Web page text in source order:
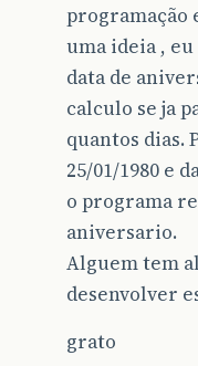
programação
uma ideia ,
data de
calculo se ja
quantos dias.
25/01/1980 e
o programa
aniversario.
Alguem tem
desenvolver
grato